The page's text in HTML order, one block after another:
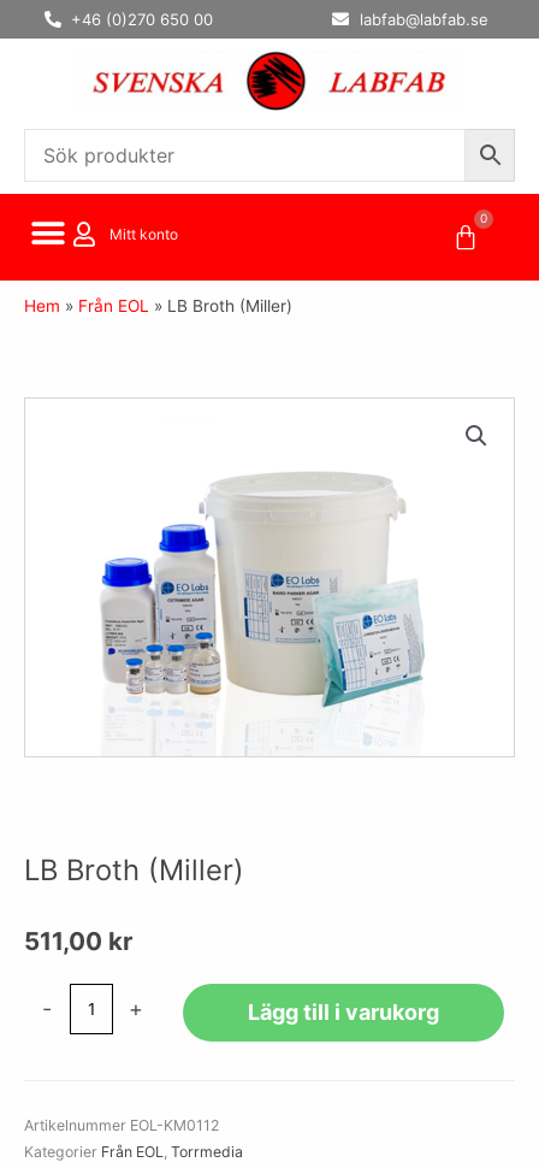
Hoppa
till
+46 (0)270 650 00 labfab@labfab.se
Mitt konto
0
Hem » Från EOL » LB Broth (Miller)
LB Broth (Miller)
511,00 kr
- + Lägg till i varukorg
Artikelnummer EOL-KM0112
Kategorier Från EOL, Torrmedia